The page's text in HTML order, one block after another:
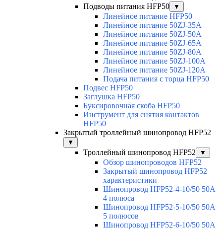
Подводы питания HFP50
▼
Линейное питание HFP50
Линейное питание 50ZJ-35A
Линейное питание 50ZJ-50A
Линейное питание 50ZJ-65A
Линейное питание 50ZJ-80A
Линейное питание 50ZJ-100A
Линейное питание 50ZJ-120A
Подача питания с торца HFP50
Подвес HFP50
Заглушка HFP50
Буксировочная скоба HFP50
Инструмент для снятия контактов
HFP50
Закрытый троллейный шинопровод HFP52
▼
Троллейный шинопровод HFP52 ▼
Обзор шинопроводов HFP52
Закрытый шинопровод HFP52
характеристики
Шинопровод HFP52-4-10/50 50A
4 полюса
Шинопровод HFP52-5-10/50 50А
5 полюсов
Шинопровод HFP52-6-10/50 50А